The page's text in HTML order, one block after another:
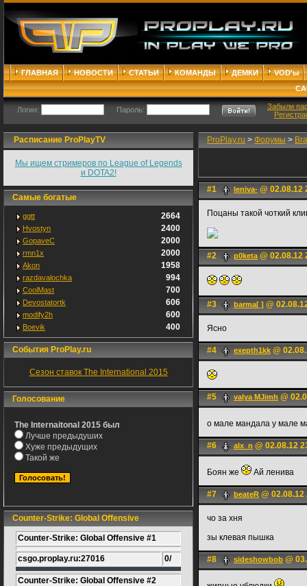
ГЛАВНАЯ НОВОСТИ СТАТЬИ КОМАНДЫ ДЕМКИ
VOD'ы
Логин: Пароль:
Забыли
Расписание ProPlayTV
Мы ищем стримеров по League of Legends
и DOTA2!
Самые богатые
ggtt 2664
Hvostyn 2400
GopaveC 2000
rmn1x 2000
Akon 1958
razdavalochka 994
CoolMast 700
Devostatortk 606
modify2h 600
Boevik 400
События ProPlay.ru
Сезон ставок The International 2015
Голосование
The Internaitonal 2015 был
Лучше предыдуших
Хуже предыдущих
Такой же
Counter-Strike: Global Offensive
Counter-Strike: Global Offensive #1
csgo.proplay.ru:27016 0/
Counter-Strike: Global Offensive #2
ProPlay.ru > Форумы >
#1 leniva- @ 02.08.12
Поцаны такой чоткий
#2 p0keta@ 02.08.12
#3 barma[ ] @
Ясно
#4 exepth1kk @
#5 valya MJimh @
о мале мандала у мале
#6 alx_n @ 02.08.12
Боян же Ай ленива
#7 beateR @ 02.08.12
чо за хня
зы клевая пышка
#8 sideshowbob @